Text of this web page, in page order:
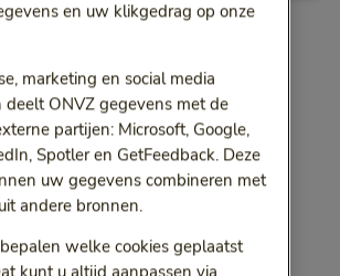
vergoed
zorgen voor transport van het
En lymfevaten voor transport
organen naar lymfeklieren. Maar
werk niet goed en heeft u
compressie-apparaat nodig om
te voorkomen.
en uw klikgedrag op onze
marketing en social media
deelt ONVZ gegevens met de
partijen: Microsoft, Google,
Spotler en GetFeedback. Deze
uw gegevens combineren met
andere bronnen.
welke cookies geplaatst